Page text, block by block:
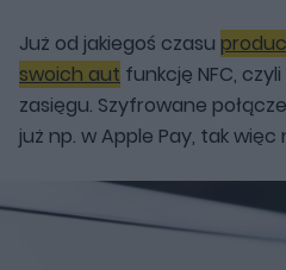
Już od jakiegoś czasu
swoich aut funkcję NFC,
zasięgu. Szyfrowane
już np. w Apple Pay, tak